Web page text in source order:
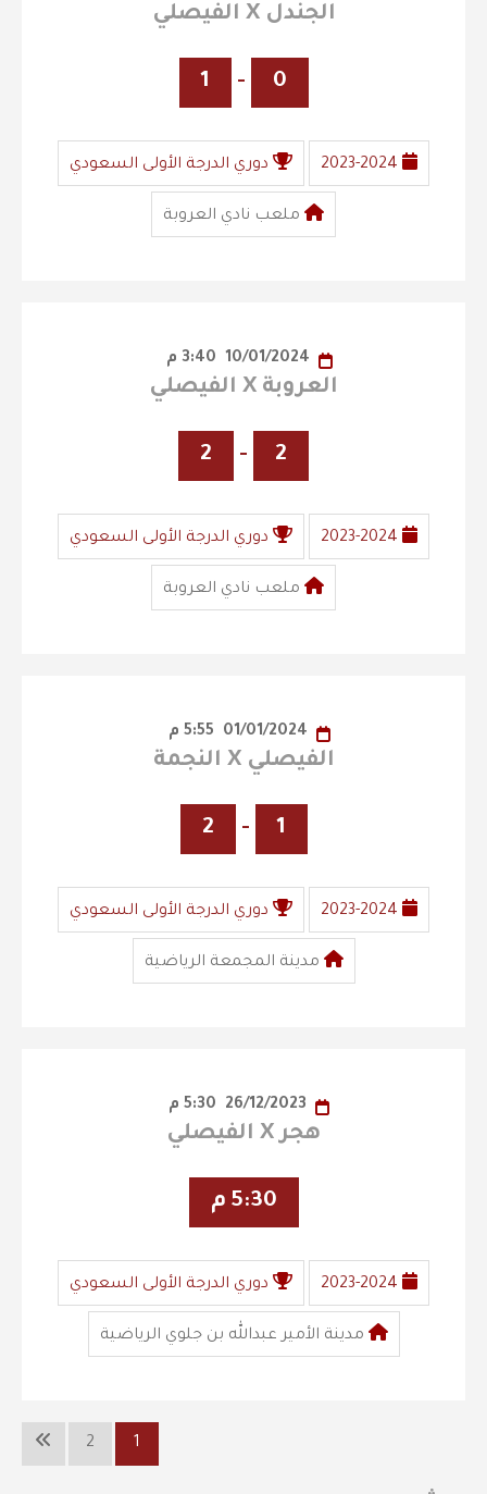
الجندل X الفيصلي
0
-
1
2023-2024 دوري الدرجة الأولى السعودي
ملعب نادي العروبة
العروبة X الفيصلي
2
-
2
2023-2024 دوري الدرجة الأولى السعودي
ملعب نادي العروبة
الفيصلي X النجمة
1
-
2
2023-2024 دوري الدرجة الأولى السعودي
مدينة المجمعة الرياضية
هجر X الفيصلي
5:30 م
2023-2024 دوري الدرجة الأولى السعودي
مدينة الأمير عبدالله بن جلوي الرياضية
1
2